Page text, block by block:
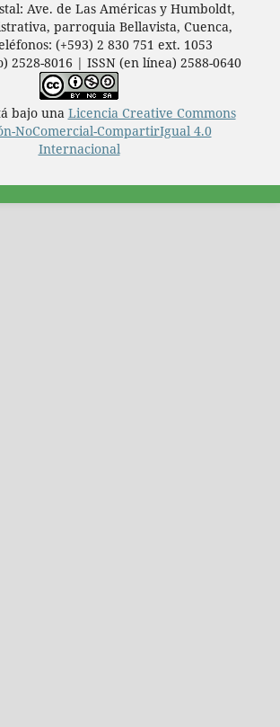
Ave. de Las Américas y Humboldt,
parroquia Bellavista, Cuenca,
(+593) 2 830 751 ext. 1053
2528-8016 | ISSN (en línea) 2588-0640
bajo una Licencia Creative Commons
NoComercial-CompartirIgual 4.0
Internacional